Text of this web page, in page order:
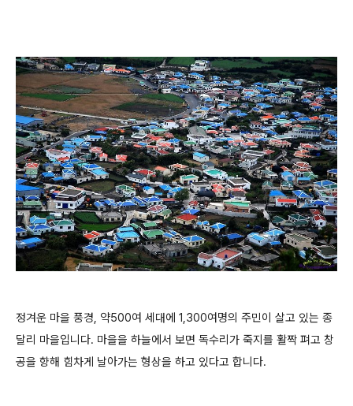
정겨운 마을 풍경, 약500여 세대에 1,300여명의 주민이 살고 있는 종
달리 마을입니다. 마을을 하늘에서 보면 독수리가 죽지를 활짝 펴고 창
공을 향해 힘차게 날아가는 형상을 하고 있다고 합니다.